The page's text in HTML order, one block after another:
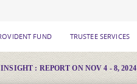
FUND TRUSTEE SERVICES
: REPORT ON NOV 4 - 8, 2024